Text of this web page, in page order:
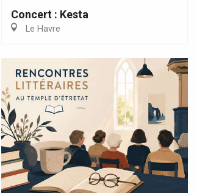
Concert : Kesta
Le Havre